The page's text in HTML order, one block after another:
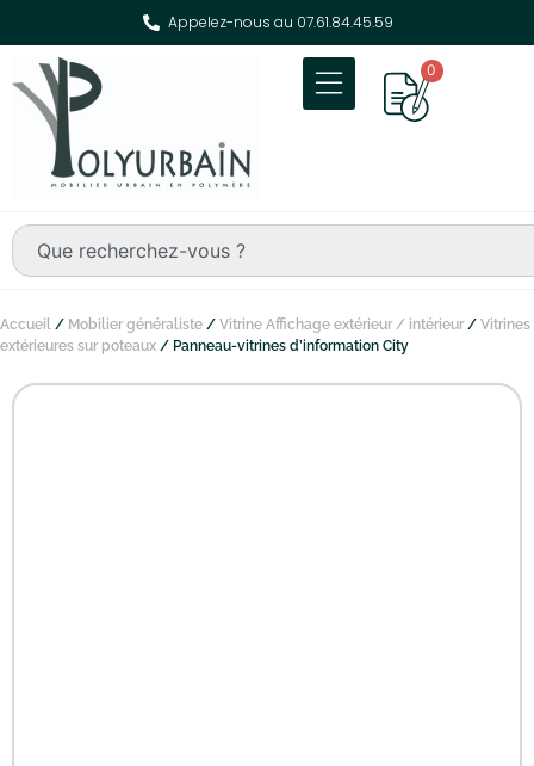
Appelez-nous au 07.61.84.45.59
0
Accueil / Mobilier généraliste / Vitrine Affichage extérieur / intérieur/ Vitrines
extérieures sur poteaux / Panneau-vitrines d’information City